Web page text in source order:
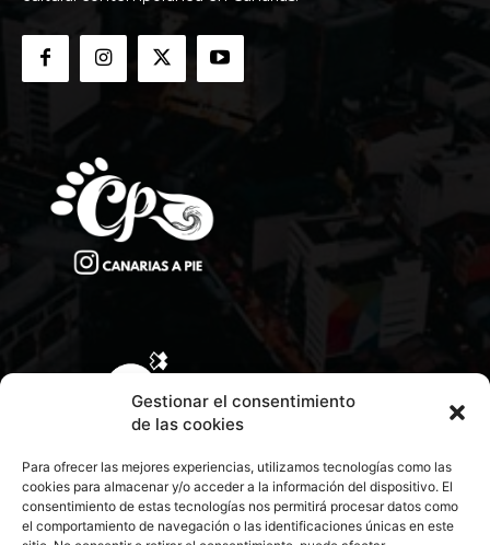
Gestionar el consentimiento
de las cookies
Para ofrecer las mejores experiencias, utilizamos tecnologías como las
cookies para almacenar y/o acceder a la información del dispositivo. El
consentimiento de estas tecnologías nos permitirá procesar datos como
el comportamiento de navegación o las identificaciones únicas en este